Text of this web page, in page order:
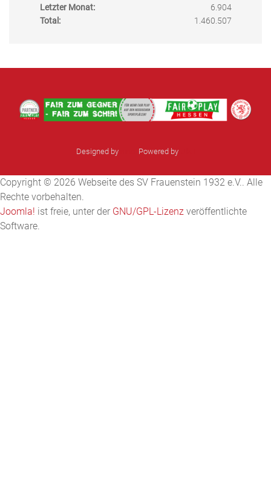
Letzter Monat:
6.904
Total:
1.460.507
Designed by Powered by
Copyright © 2026 Webseite des SV Frauenstein 1932 e.V.. Alle
Rechte vorbehalten.
Joomla! ist freie, unter der GNU/GPL-Lizenz veröffentlichte
Software.